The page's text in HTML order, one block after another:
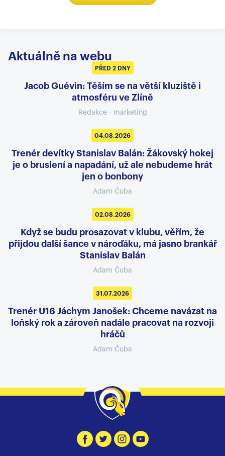
Aktuálně na webu
PŘED 2 DNY
Jacob Guévin: Těším se na větší kluziště i
atmosféru ve Zlíně
Redakce - marketing
04.08.2026
Trenér devítky Stanislav Balán: Žákovský hokej
je o bruslení a napadání, už ale nebudeme hrát
jen o bonbony
Adam Čuba
02.08.2026
Když se budu prosazovat v klubu, věřím, že
přijdou další šance v nároďáku, má jasno brankář
Stanislav Balán
Adam Čuba
31.07.2026
Trenér U16 Jáchym Janošek: Chceme navázat na
loňský rok a zároveň nadále pracovat na rozvoji
hráčů
Adam Čuba